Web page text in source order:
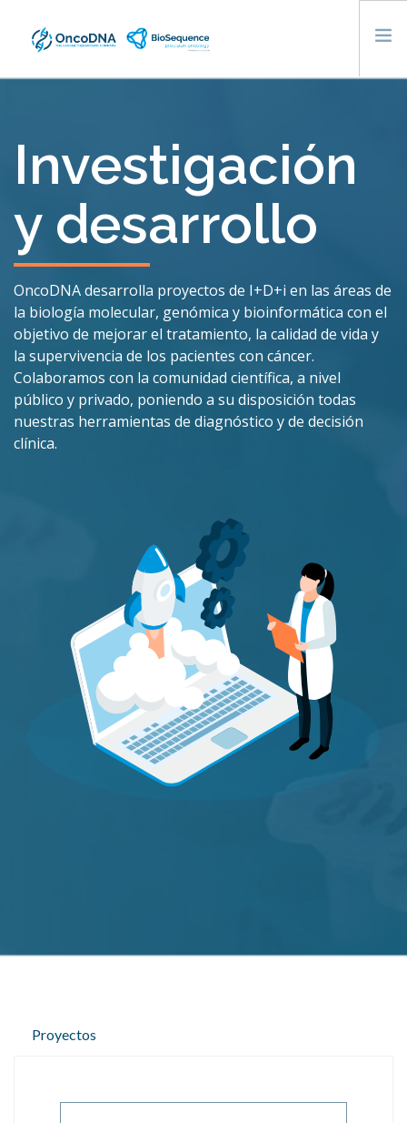
Pacientes
Nosotros
Contacto
Consulta tu caso
Investigación
y desarrollo
OncoDNA desarrolla proyectos de I+D+i en las áreas de
la biología molecular, genómica y bioinformática con el
objetivo de mejorar el tratamiento, la calidad de vida y
la supervivencia de los pacientes con cáncer.
Colaboramos con la comunidad científica, a nivel
público y privado, poniendo a su disposición todas
nuestras herramientas de diagnóstico y de decisión
clínica.
Proyectos